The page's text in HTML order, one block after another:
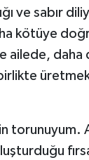
ve sabır
kötüye
ailede,
torunuyum.